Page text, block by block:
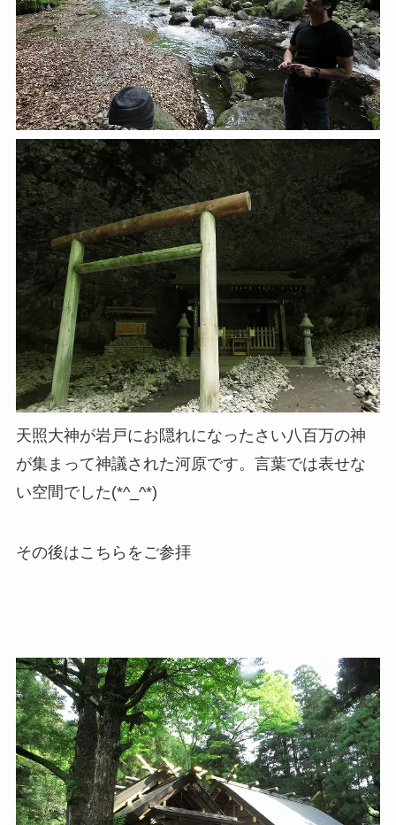
天照大神が岩戸にお隠れになったさい八百万の神
が集まって神議された河原です。言葉では表せな
い空間でした(*^_^*)
その後はこちらをご参拝